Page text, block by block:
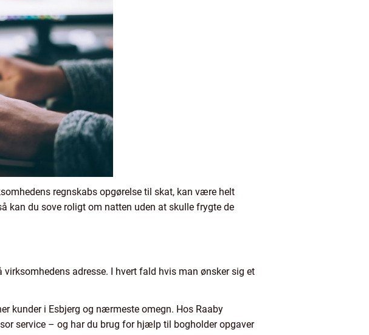
regnskabs opgørelse til skat, kan være helt
kan du sove roligt om natten uden at skulle frygte de
adresse. I hvert fald hvis man ønsker sig et
kunder i Esbjerg og nærmeste omegn. Hos Raaby
service – og har du brug for hjælp til bogholder opgaver